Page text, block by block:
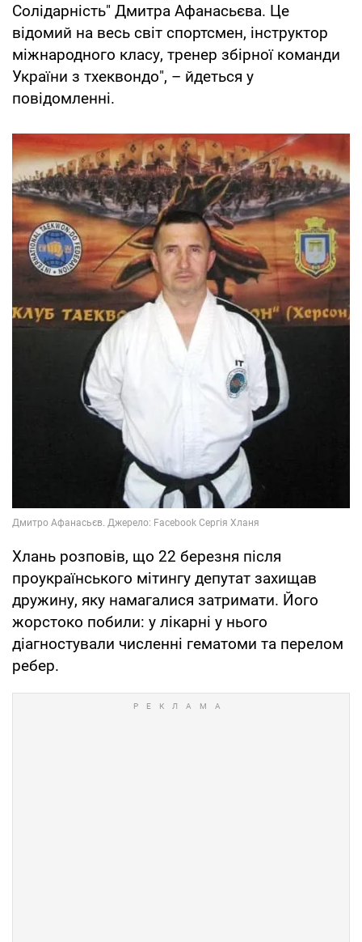
Солідарність" Дмитра Афанасьєва. Це
відомий на весь світ спортсмен, інструктор
міжнародного класу, тренер збірної команди
України з тхеквондо", – йдеться у
повідомленні.
Хлань розповів, що 22 березня після
проукраїнського мітингу депутат захищав
дружину, яку намагалися затримати. Його
жорстоко побили: у лікарні у нього
діагностували численні гематоми та перелом
ребер.